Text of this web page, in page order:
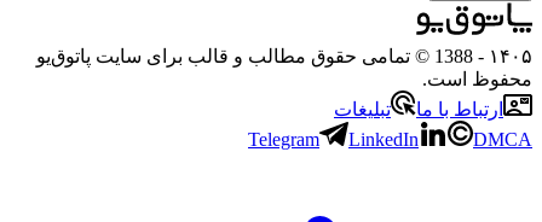
۱۴۰۵
- 1388 © تمامی حقوق مطالب و قالب برای سایت پاتوق‌یو
محفوظ است.
ارتباط با ما
تبلیغات
Telegram
LinkedIn DMCA